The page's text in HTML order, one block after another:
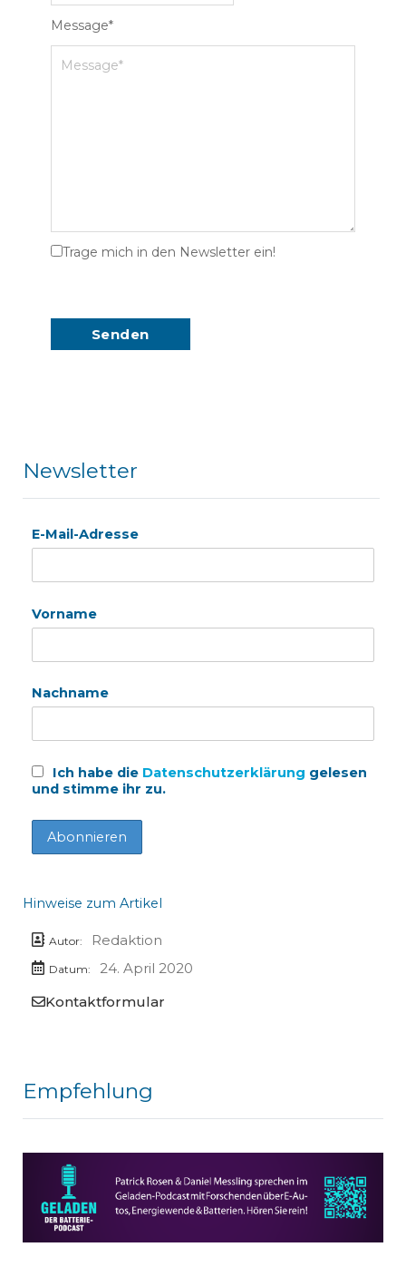
Message*
Trage mich in den Newsletter ein!
Newsletter
E-Mail-Adresse
Vorname
Nachname
Ich habe die Datenschutzerklärung gelesen
und stimme ihr zu.
Hinweise zum Artikel
Autor: Redaktion
Datum:
24. April 2020
Kontaktformular
Empfehlung